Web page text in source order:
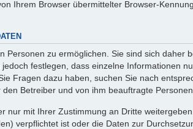
Ihrem Browser übermittelter Browser-
Personen zu ermöglichen. Sie sind sich
festlegen, dass einzelne Informationen
Fragen dazu haben, suchen Sie nach
Betreiber und von ihm beauftragte
nur mit Ihrer Zustimmung an Dritte
verpflichtet ist oder die Daten zur